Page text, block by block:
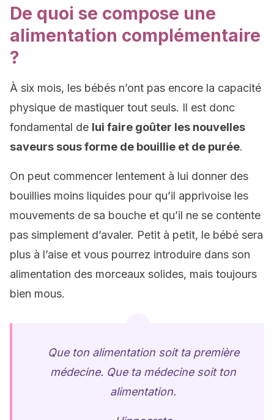
De quoi se compose une
alimentation complémentaire
?
À six mois, les bébés n’ont pas encore la capacité
physique de mastiquer tout seuls. Il est donc
fondamental de lui faire goûter les nouvelles
saveurs sous forme de bouillie et de purée.
On peut commencer lentement à lui donner des
bouillies moins liquides pour qu’il apprivoise les
mouvements de sa bouche et qu’il ne se contente
pas simplement d’avaler. Petit à petit, le bébé sera
plus à l’aise et vous pourrez introduire dans son
alimentation des morceaux solides, mais toujours
bien mous.
Que ton alimentation soit ta première
médecine. Que ta médecine soit ton
alimentation.